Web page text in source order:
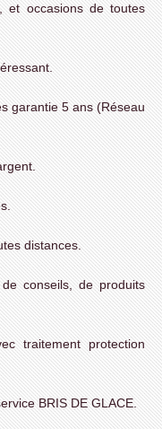
occasions de toutes
garantie 5 ans (Réseau
distances.
conseils, de produits
traitement protection
BRIS DE GLACE.